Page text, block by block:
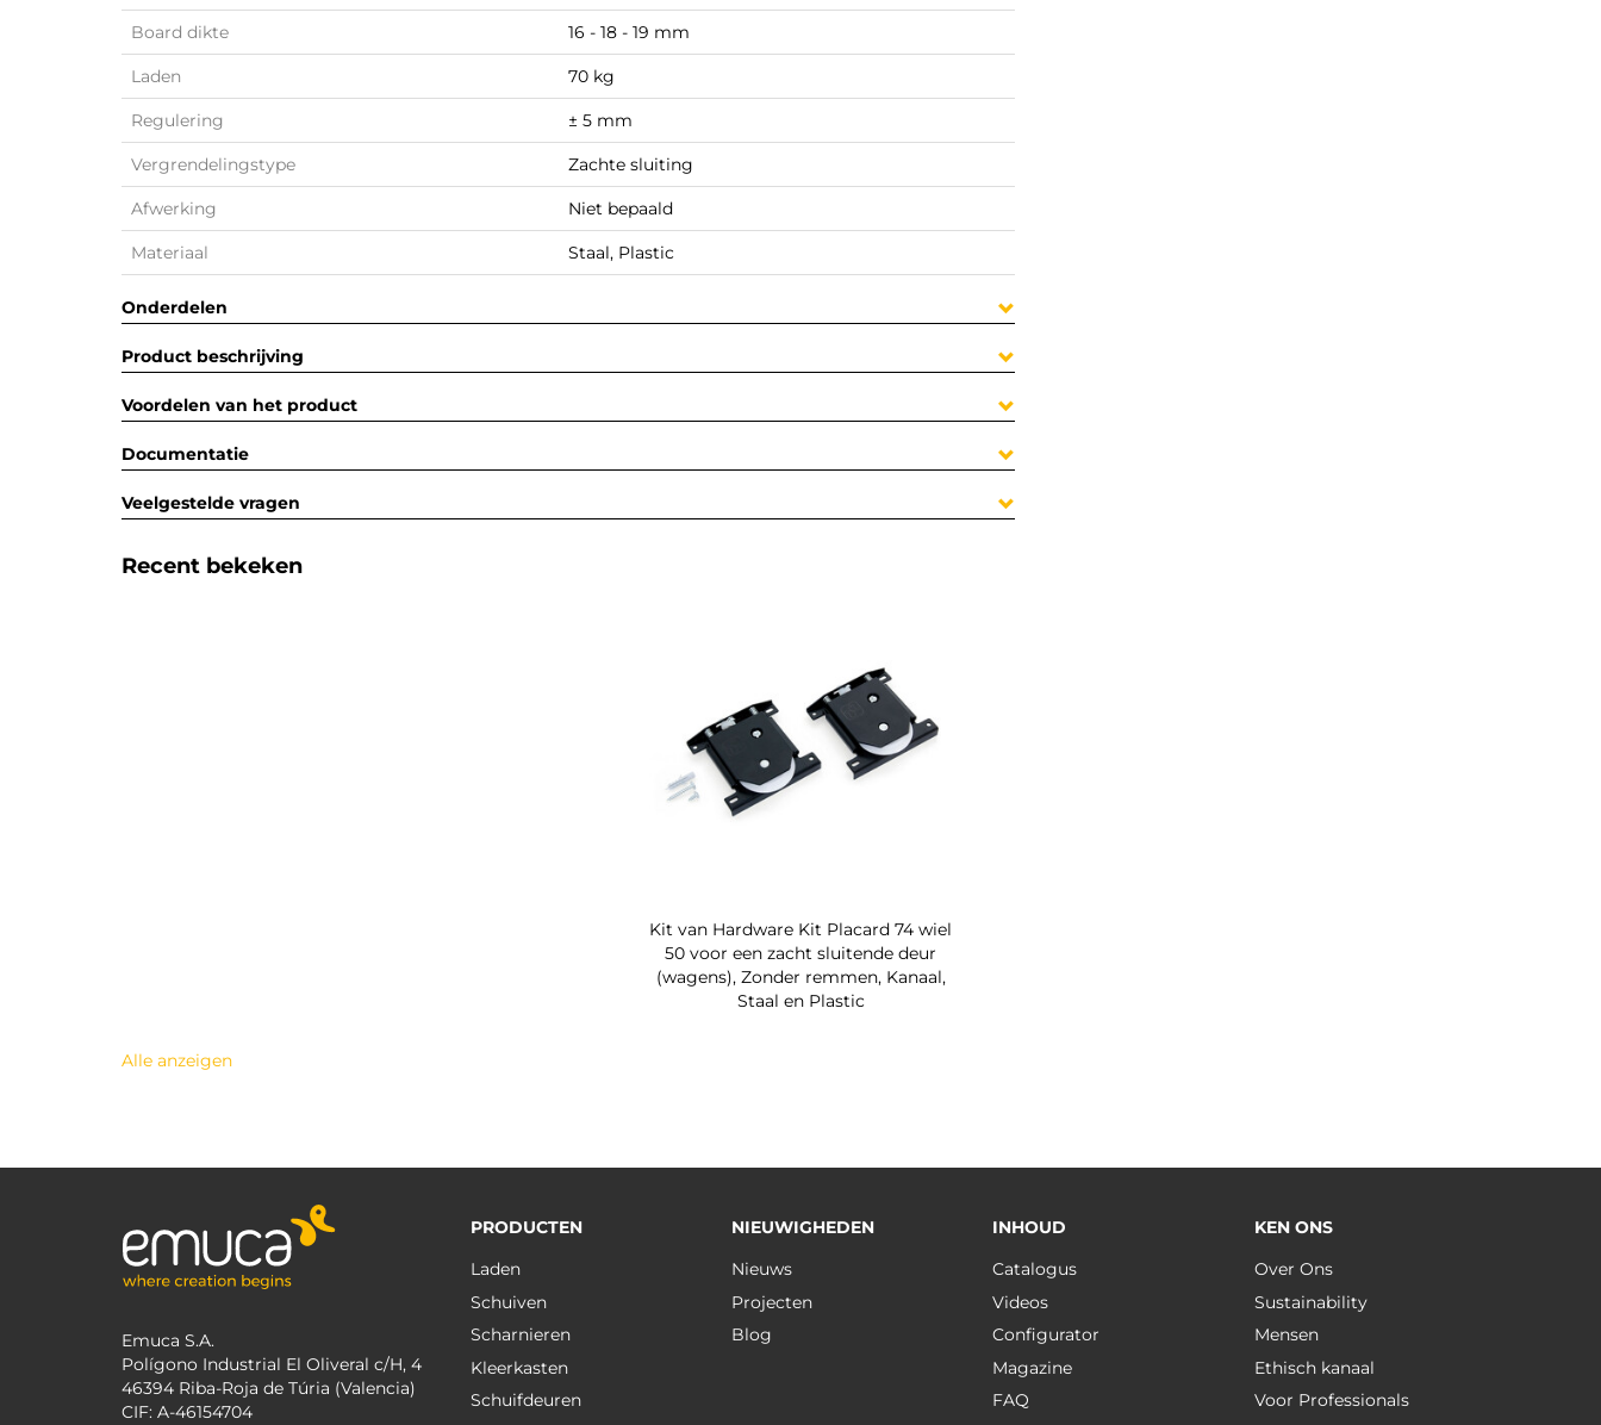
Board dikte 16 - 18 - 19 mm
Laden 70 kg
Regulering ± 5 mm
Vergrendelingstype Zachte sluiting
Afwerking Niet bepaald
Materiaal Staal, Plastic
Onderdelen
Product beschrijving
Voordelen van het product
Documentatie
Veelgestelde vragen
Recent bekeken
Kit van Hardware Kit Placard 74 wiel
50 voor een zacht sluitende deur
(wagens), Zonder remmen, Kanaal,
Staal en Plastic
Alle anzeigen
Emuca S.A.
Polígono Industrial El Oliveral c/H, 4
46394 Riba-Roja de Túria (Valencia)
CIF: A-46154704
PRODUCTEN
Laden
Schuiven
Scharnieren
Kleerkasten
Schuifdeuren
NIEUWIGHEDEN
Nieuws
Projecten
Blog
INHOUD
Catalogus
Videos
Configurator
Magazine
FAQ
KEN ONS
Over Ons
Sustainability
Mensen
Ethisch kanaal
Voor Professionals